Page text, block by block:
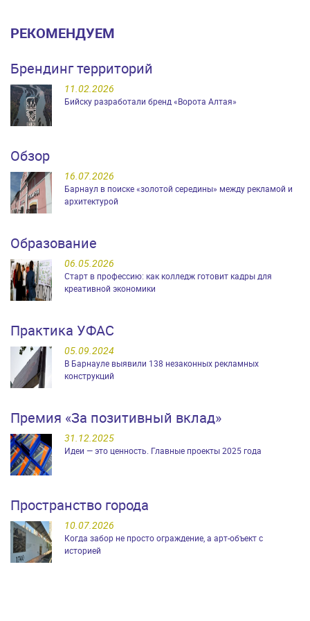
РЕКОМЕНДУЕМ
Брендинг территорий
11.02.2026
Бийску разработали бренд «Ворота Алтая»
Обзор
16.07.2026
Барнаул в поиске «золотой середины» между рекламой и
архитектурой
Образование
06.05.2026
Старт в профессию: как колледж готовит кадры для
креативной экономики
Практика УФАС
05.09.2024
В Барнауле выявили 138 незаконных рекламных
конструкций
Премия «За позитивный вклад»
31.12.2025
Идеи — это ценность. Главные проекты 2025 года
Пространство города
10.07.2026
Когда забор не просто ограждение, а арт-объект с
историей